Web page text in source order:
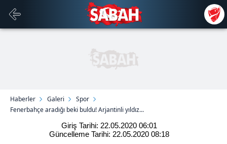
Haberler Galeri
Spor
Fenerbahçe aradığı beki buldu! Arjantinli yıldız...
Giriş Tarihi: 22.05.2020 06:01
Güncelleme Tarihi: 22.05.2020 08:18